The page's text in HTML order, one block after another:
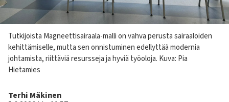
Kuvateksti
Tutkijoista Magneettisairaala-malli on vahva perusta sairaaloiden
kehittämiselle, mutta sen onnistuminen edellyttää modernia
johtamista, riittäviä resursseja ja hyviä työoloja. Kuva: Pia
Hietamies
Kirjoittaja
Terhi Mäkinen